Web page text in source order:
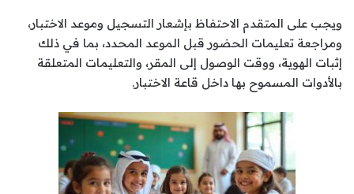
ويجب على المتقدم الاحتفاظ بإشعار التسجيل وموعد الاختبار،
ومراجعة تعليمات الحضور قبل الموعد المحدد، بما في ذلك
إثبات الهوية، ووقت الوصول إلى المقر، والتعليمات المتعلقة
بالأدوات المسموح بها داخل قاعة الاختبار.